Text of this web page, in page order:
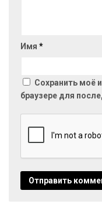
Имя *
Сохранить моё
браузере для